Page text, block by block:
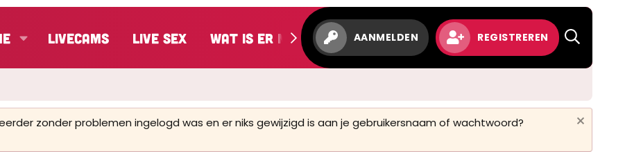
LiveCams Live Sex Wat is er nieuw AANMELDEN REGISTREREN
zonder problemen ingelogd was en er niks gewijzigd is aan je gebruikersnaam of wachtwoord?